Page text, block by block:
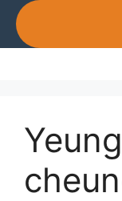
Vai
contenuto